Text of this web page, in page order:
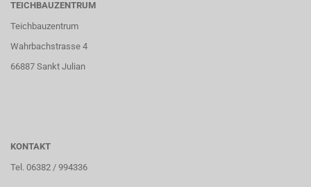
TEICHBAUZENTRUM
Teichbauzentrum
Wahrbachstrasse 4
66887 Sankt Julian
KONTAKT
Tel. 06382 / 994336